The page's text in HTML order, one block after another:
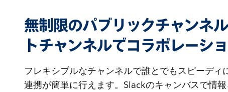
無制限のパブリックチャンネ
トチャンネルでコラボレーシ
フレキシブルなチャンネルで誰とでもスピーディ
連携が簡単に行えます。Slackのキャンバスで情